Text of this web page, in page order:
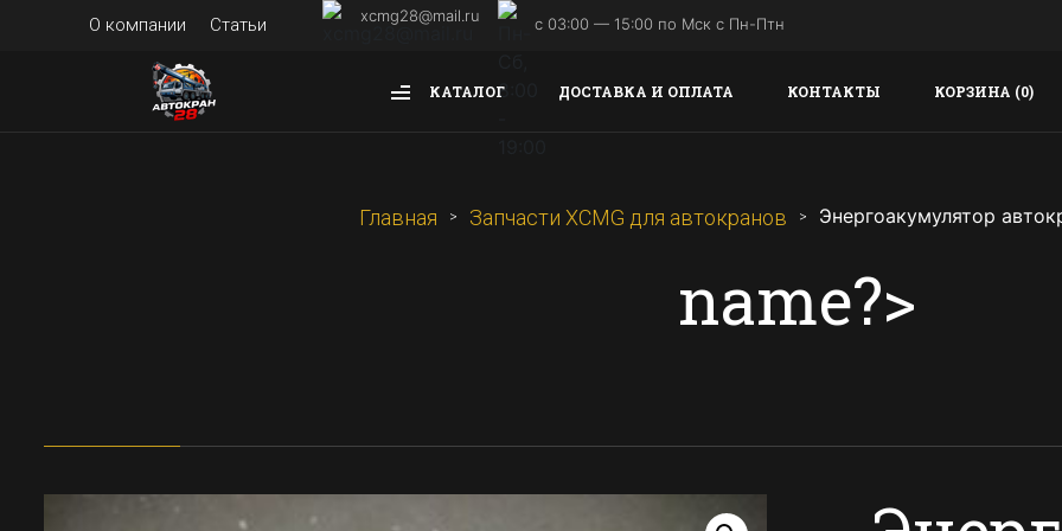
О компании Статьи xcmg28@mail.ru с 03:00 — 15:00 по Мск с Пн-Птн
КАТАЛОГ ДОСТАВКА И ОПЛАТА КОНТАКТЫ КОРЗИНА (0)
Главная Запчасти XCMG для автокранов Энергоакумулятор
name?>